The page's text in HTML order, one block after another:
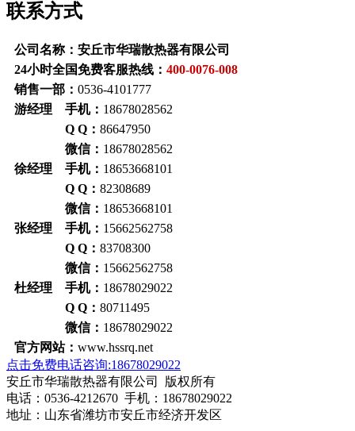
联系方式
公司名称：安丘市华瑞散热器有限公司
24小时全国免费客服热线： 400-0076-008
销售一部： 0536-4101777
游经理 手机： 18678028562
Q Q： 86647950
微信： 18678028562
徐经理 手机： 18653668101
Q Q： 82308689
微信： 18653668101
张经理 手机： 15662562758
Q Q： 83708300
微信： 15662562758
杜经理 手机： 18678029022
Q Q： 80711495
微信： 18678029022
官方网站： www.hssrq.net
点击免费电话咨询:18678029022
安丘市华瑞散热器有限公司 版权所有
电话：0536-4212670 手机：18678029022
地址：山东省潍坊市安丘市经济开发区